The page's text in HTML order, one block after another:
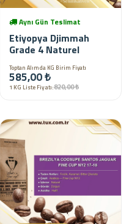
Aynı Gün Teslimat
Etiyopya Djimmah
Grade 4 Naturel
Toptan Alımda KG Birim Fiyatı
585,00 ₺
1 KG Liste Fiyatı:820,00 ₺